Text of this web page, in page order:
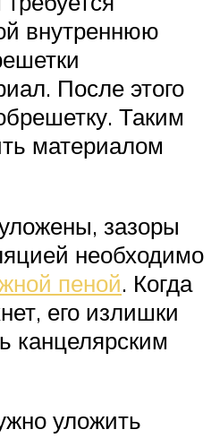
внутреннюю
После этого
Таким
материалом
зазоры
необходимо
пеной. Когда
его излишки
канцелярским
уложить